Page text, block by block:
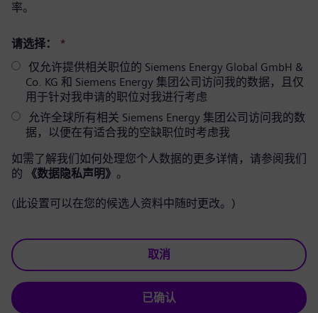
率。
请选择：
*
仅允许提供相关职位的 Siemens Energy Global GmbH &
Co. KG 和 Siemens Energy 集团公司访问我的数据，且仅
用于针对我申请的职位对我进行考虑
允许全球所有相关 Siemens Energy 集团公司访问我的数
据，以便在有适合我的空缺职位时考虑我
如需了解我们如何处理您个人数据的更多详情，请参阅我们
的
《数据隐私声明》 。
(此设置可以在您的候选人资料中随时更改。)
取消
已确认